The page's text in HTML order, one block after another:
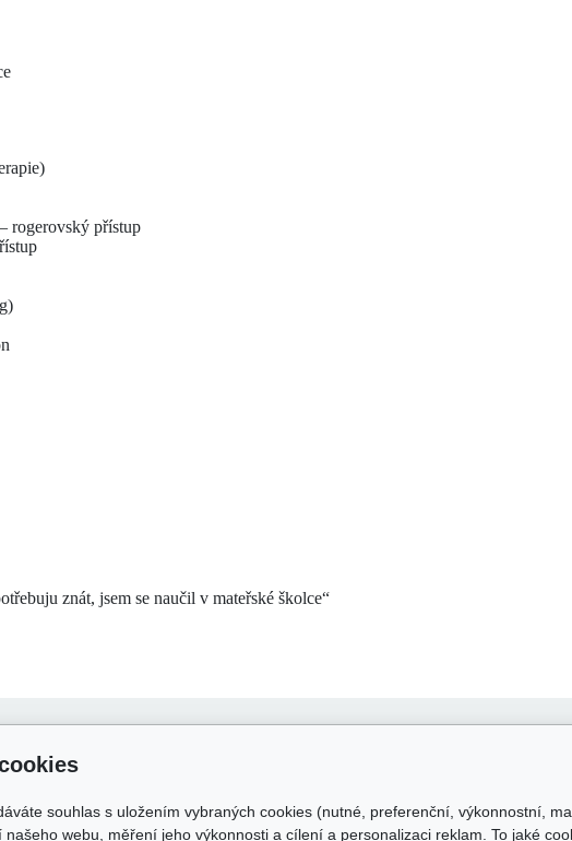
rogerovský přístup
znát, jsem se naučil v mateřské školce“
o nákupu
zpracování osobních údajů
skolakamate.online
souhlas s uložením vybraných cookies (nutné, preferenční, výkonnostní,
webu, měření jeho výkonnosti a cílení a personalizaci reklam. To jaké